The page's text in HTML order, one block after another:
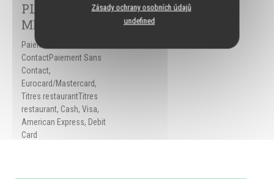
Zásady ochrany osobních údajů
undefined
PLATEBNÍ
METODY
Paiement Sans
ContactPaiement Sans
Contact,
Eurocard/Mastercard,
Titres restaurantTitres
restaurant, Cash, Visa,
American Express, Debit
Card